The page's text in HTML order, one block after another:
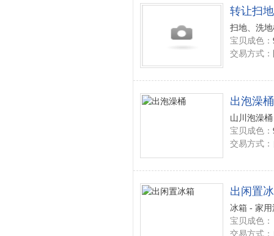
转让扫
扫地、洗
宝贝成色：
交易方式：
出泡澡桶
山川泡澡
宝贝成色：
交易方式：
出闲置
冰箱 - 家用
宝贝成色：
交易方式：